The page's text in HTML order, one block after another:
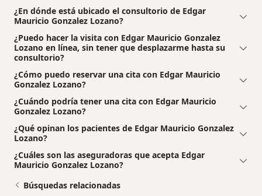
¿En dónde está ubicado el consultorio de Edgar
Mauricio Gonzalez Lozano?
¿Puedo hacer la visita con Edgar Mauricio Gonzalez
Lozano en línea, sin tener que desplazarme hasta su
consultorio?
¿Cómo puedo reservar una cita con Edgar Mauricio
Gonzalez Lozano?
¿Cuándo podría tener una cita con Edgar Mauricio
Gonzalez Lozano?
¿Qué opinan los pacientes de Edgar Mauricio Gonzalez
Lozano?
¿Cuáles son las aseguradoras que acepta Edgar
Mauricio Gonzalez Lozano?
Búsquedas relacionadas